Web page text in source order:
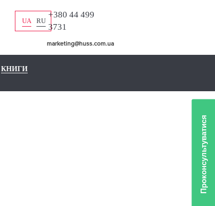
UA RU
+380 44 499
3731
marketing@huss.com.ua
КНИГИ
Проконсультуватися